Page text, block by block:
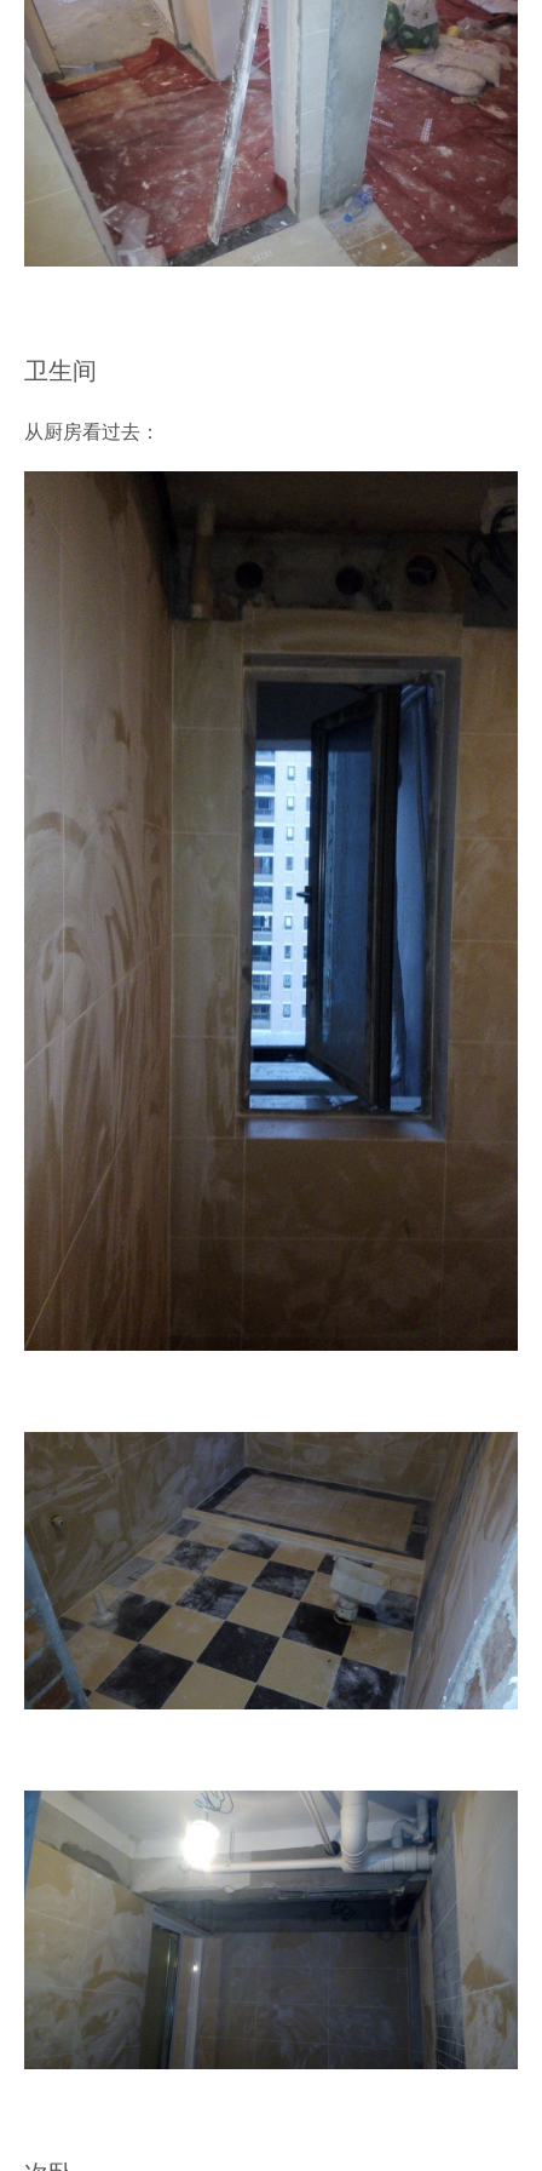
卫生间
从厨房看过去：